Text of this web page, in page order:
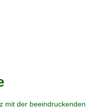
mit der beeindruckenden